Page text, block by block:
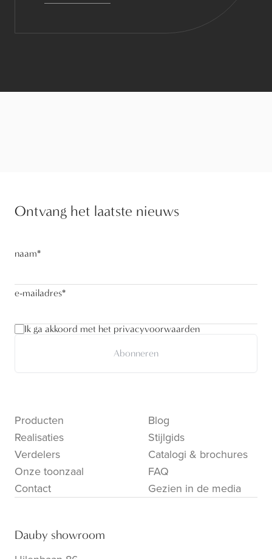
Ontvang het laatste nieuws
naam*
e-mailadres*
Ik ga akkoord met het privacyvoorwaarden
Abonneren
Producten
Realisaties
Verdelers
Onze toonzaal
Contact
Blog
Stijlgids
Catalogi & brochures
FAQ
Gezien in de media
Dauby showroom